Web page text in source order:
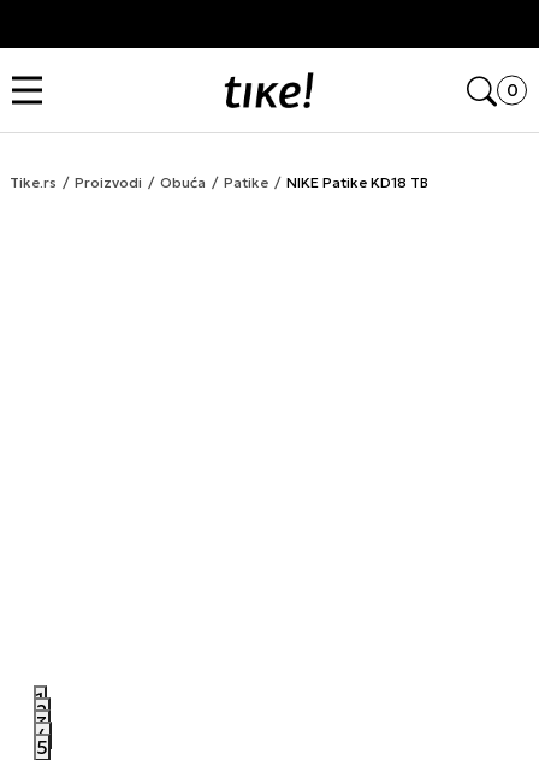
0
Tike.rs Proizvodi Obuća Patike NIKE Patike KD18 TB
1
2
3
4
5